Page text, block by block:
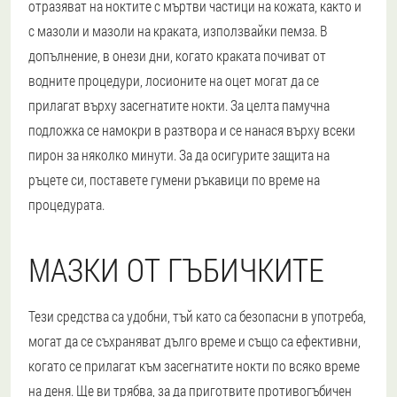
отразяват на ноктите с мъртви частици на кожата, както и
с мазоли и мазоли на краката, използвайки пемза. В
допълнение, в онези дни, когато краката почиват от
водните процедури, лосионите на оцет могат да се
прилагат върху засегнатите нокти. За целта памучна
подложка се намокри в разтвора и се нанася върху всеки
пирон за няколко минути. За да осигурите защита на
ръцете си, поставете гумени ръкавици по време на
процедурата.
МАЗКИ ОТ ГЪБИЧКИТЕ
Тези средства са удобни, тъй като са безопасни в употреба,
могат да се съхраняват дълго време и също са ефективни,
когато се прилагат към засегнатите нокти по всяко време
на деня. Ще ви трябва, за да приготвите противогъбичен